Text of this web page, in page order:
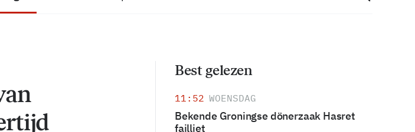
Best gelezen
11:52 WOENSDAG
Bekende Groningse dönerzaak Hasret
failliet